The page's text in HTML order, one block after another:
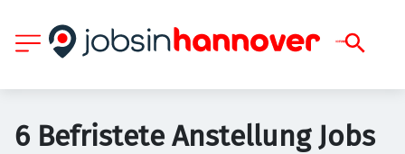
6 Befristete Anstellung Jobs